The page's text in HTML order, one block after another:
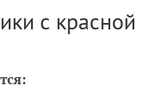
с красной